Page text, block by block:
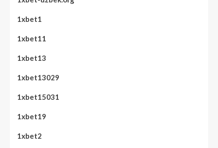
1xbet1
1xbet11
1xbet13
1xbet13029
1xbet15031
1xbet19
1xbet2